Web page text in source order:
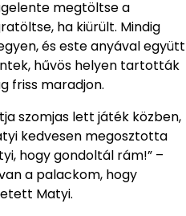
megtöltse a
ha kiürült. Mindig
és este anyával együtt
hűvös helyen tartották
friss maradjon.
szomjas lett játék közben,
kedvesen megosztotta
hogy gondoltál rám!” –
a palackom, hogy
Matyi.